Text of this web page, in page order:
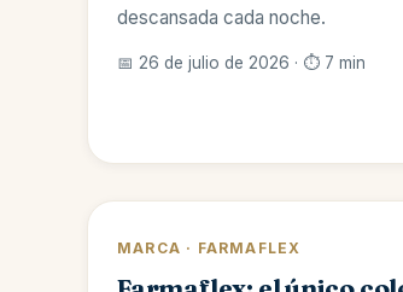
descansada cada noche.
📅 26 de julio de 2026 · ⏱️ 7 min
MARCA · FARMAFLEX